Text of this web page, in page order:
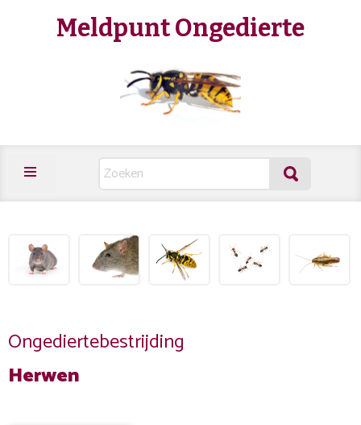
Meldpunt Ongedierte
Ongediertebestrijding
Herwen